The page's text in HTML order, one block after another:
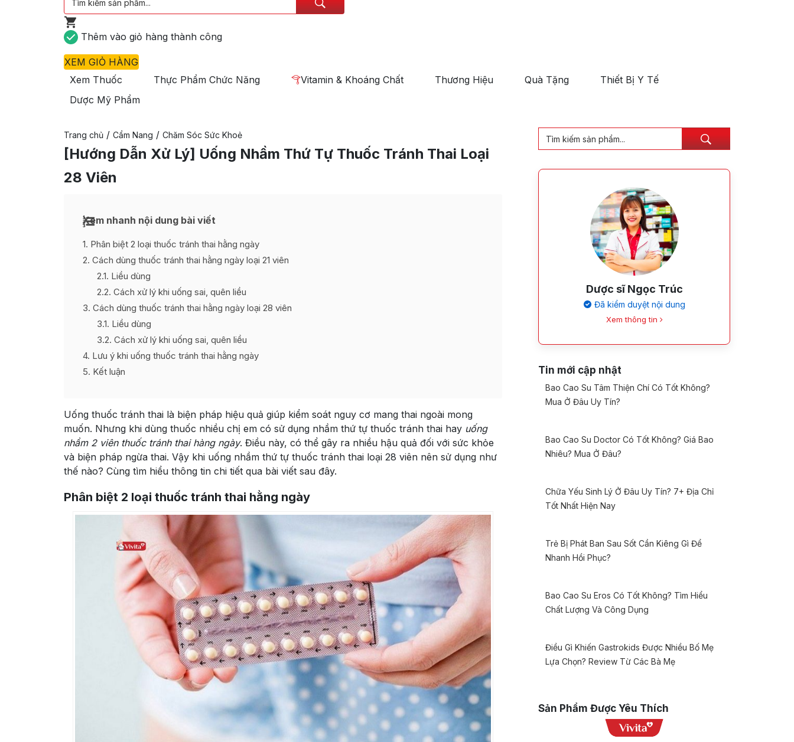
Thêm vào giỏ hàng thành công
XEM GIỎ HÀNG
Xem Thuốc
Thực Phẩm Chức Năng Vitamin & Khoáng Chất Thương Hiệu Quà Tặng
Thiết Bị Y Tế
Dược Mỹ Phẩm
Trang chủ / Cẩm Nang / Chăm Sóc Sức Khoẻ
[Hướng Dẫn Xử Lý] Uống Nhầm Thứ Tự Thuốc Tránh Thai Loại
28 Viên​
Xem nhanh nội dung bài viết
1 Phân biệt 2 loại thuốc tránh thai hằng ngày
2 Cách dùng thuốc tránh thai hằng ngày loại 21 viên
2.1 Liều dùng
2.2 Cách xử lý khi uống sai, quên liều
3 Cách dùng thuốc tránh thai hằng ngày loại 28 viên
3.1 Liều dùng
3.2 Cách xử lý khi uống sai, quên liều
4 Lưu ý khi uống thuốc tránh thai hằng ngày
5 Kết luận
Uống thuốc tránh thai là biện pháp hiệu quả giúp kiểm soát nguy cơ mang thai ngoài mong
muốn. Nhưng khi dùng thuốc nhiều chị em có sử dụng nhầm thứ tự thuốc tránh thai hay uống
nhầm 2 viên thuốc tránh thai hàng ngày. Điều này, có thể gây ra nhiều hậu quả đối với sức khỏe
và biện pháp ngừa thai. Vậy khi uống nhầm thứ tự thuốc tránh thai loại 28 viên nên sử dụng như
thế nào? Cùng tìm hiểu thông tin chi tiết qua bài viết sau đây.
Phân biệt 2 loại thuốc tránh thai hằng ngày
Dược sĩ Ngọc Trúc
Đã kiểm duyệt nội dung
Xem thông tin
Tin mới cập nhật
Bao Cao Su Tâm Thiện Chí Có Tốt Không?
Mua Ở Đâu Uy Tín?
Bao Cao Su Doctor Có Tốt Không? Giá Bao
Nhiêu? Mua Ở Đâu?
Chữa Yếu Sinh Lý Ở Đâu Uy Tín? 7+ Địa Chỉ
Tốt Nhất Hiện Nay
Trẻ Bị Phát Ban Sau Sốt Cần Kiêng Gì Để
Nhanh Hồi Phục?
Bao Cao Su Eros Có Tốt Không? Tìm Hiểu
Chất Lượng Và Công Dụng
Điều Gì Khiến Gastrokids Được Nhiều Bố Mẹ
Lựa Chọn? Review Từ Các Bà Mẹ
Sản Phẩm Được Yêu Thích